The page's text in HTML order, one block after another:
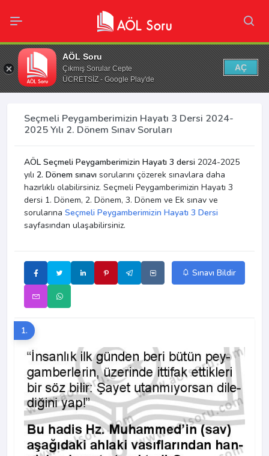
AÖL Soru
Çıkmış Sorular Cepte
ÜCRETSİZ - Google Play'de
AÇ
Seçmeli Peygamberimizin Hayatı 3 Dersi 2024-
2025 Yılı 2. Dönem Sınav Soruları
AÖL Seçmeli Peygamberimizin Hayatı 3 dersi 2024-2025
yılı 2. Dönem sınavı sorularını çözerek sınavlara daha
hazırlıklı olabilirsiniz. Seçmeli Peygamberimizin Hayatı 3
dersi 1. Dönem, 2. Dönem, 3. Dönem ve Ek sınav ve
sorularına Seçmeli Peygamberimizin Hayatı 3 Dersi
sayfasından ulaşabilirsiniz.
Sınavı Bildir
1.